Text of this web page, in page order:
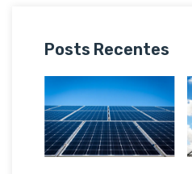
Posts Recentes